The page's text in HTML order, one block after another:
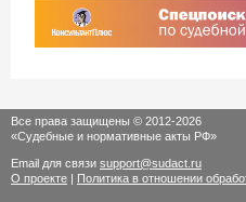
Все права защищены © 2012-2026
«Судебные и нормативные акты РФ»
Email для связи support@sudact.ru
О проекте | Политика в отношении